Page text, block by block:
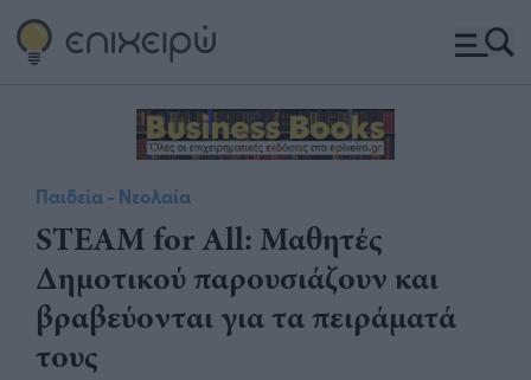
Παιδεία - Νεολαία
STEAM for All: Μαθητές
Δημοτικού παρουσιάζουν και
βραβεύονται για τα πειράματά
τους